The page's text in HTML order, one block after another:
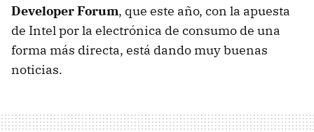
Developer Forum, que este año, con la apuesta
de Intel por la electrónica de consumo de una
forma más directa, está dando muy buenas
noticias.